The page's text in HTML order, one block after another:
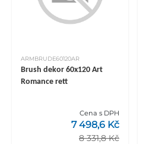
ARMBRUDE60120AR
Brush dekor 60x120 Art
Romance rett
Cena s DPH
8 331,8 Kč
7 498,6 Kč